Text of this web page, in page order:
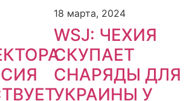
18 марта, 2024
WSJ: ЧЕХИЯ
СКУПАЕТ
СНАРЯДЫ ДЛЯ
УКРАИНЫ У